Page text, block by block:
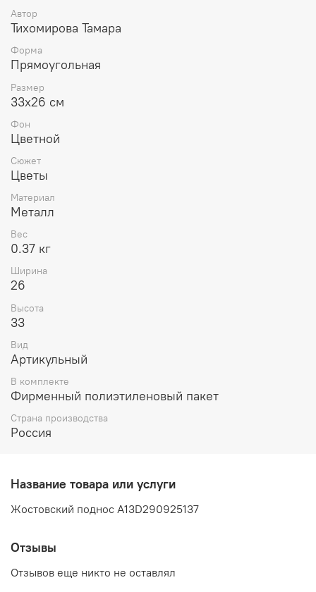
Автор
Тихомирова Тамара
Форма
Прямоугольная
Размер
33х26 см
Фон
Цветной
Сюжет
Цветы
Материал
Металл
Вес
0.37 кг
Ширина
26
Высота
33
Вид
Артикульный
В комплекте
Фирменный полиэтиленовый пакет
Страна производства
Россия
Название товара или услуги
Жостовский поднос A13D290925137
Отзывы
Отзывов еще никто не оставлял